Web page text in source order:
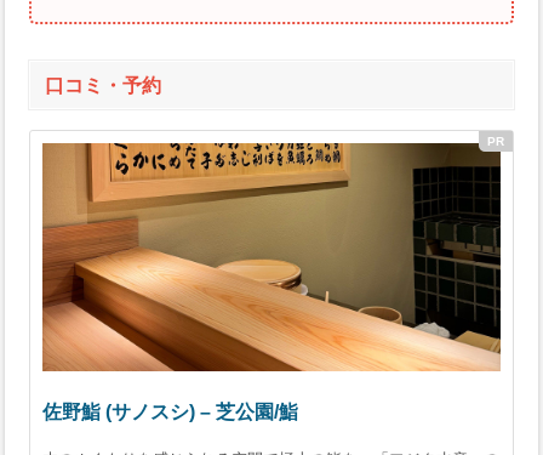
口コミ・予約
佐野鮨 (サノスシ) – 芝公園/鮨